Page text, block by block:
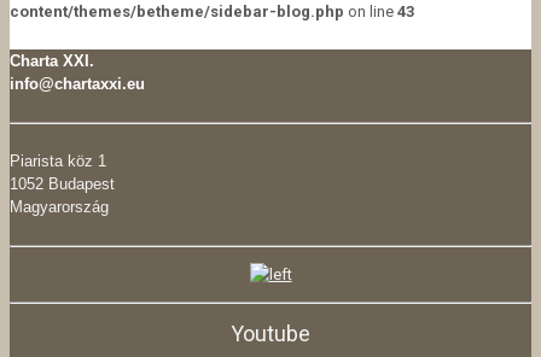
content/themes/betheme/sidebar-blog.php on line 43
Charta XXI.
info@chartaxxi.eu
Piarista köz 1
1052 Budapest
Magyarország
Youtube